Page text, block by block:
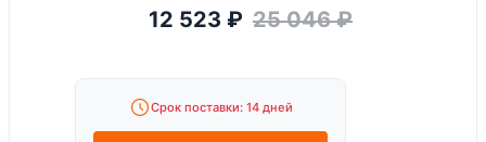
12 523 ₽ 25 046₽
Срок поставки: 14 дней